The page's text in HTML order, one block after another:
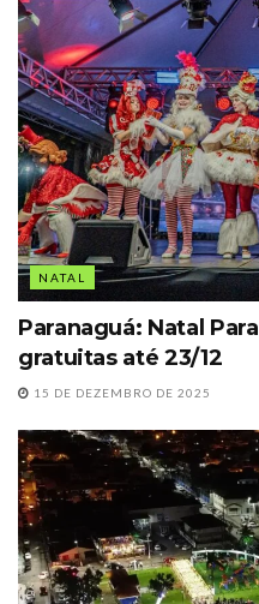
NATAL
Paranaguá: Natal
gratuitas até 23/12
15 DE DEZEMBRO DE 2025